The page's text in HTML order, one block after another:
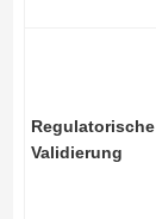
Regulatorische
Validierung